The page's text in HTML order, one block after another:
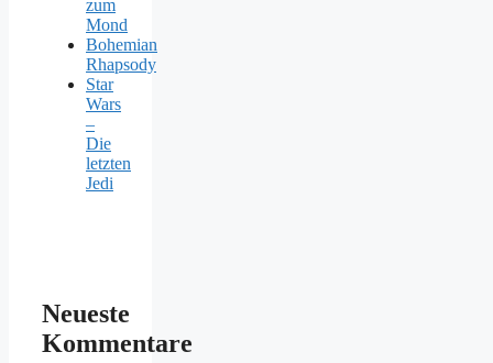
zum
Mond
Bohemian
Rhapsody
Star
Wars
–
Die
letzten
Jedi
Neueste
Kommentare